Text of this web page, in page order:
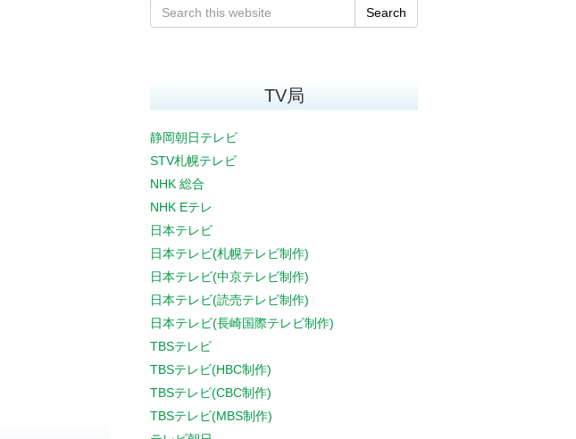
Search
TV局
静岡朝日テレビ
STV札幌テレビ
NHK 総合
NHK Eテレ
日本テレビ
日本テレビ(札幌テレビ制作)
日本テレビ(中京テレビ制作)
日本テレビ(読売テレビ制作)
日本テレビ(長崎国際テレビ制作)
TBSテレビ
TBSテレビ(HBC制作)
TBSテレビ(CBC制作)
TBSテレビ(MBS制作)